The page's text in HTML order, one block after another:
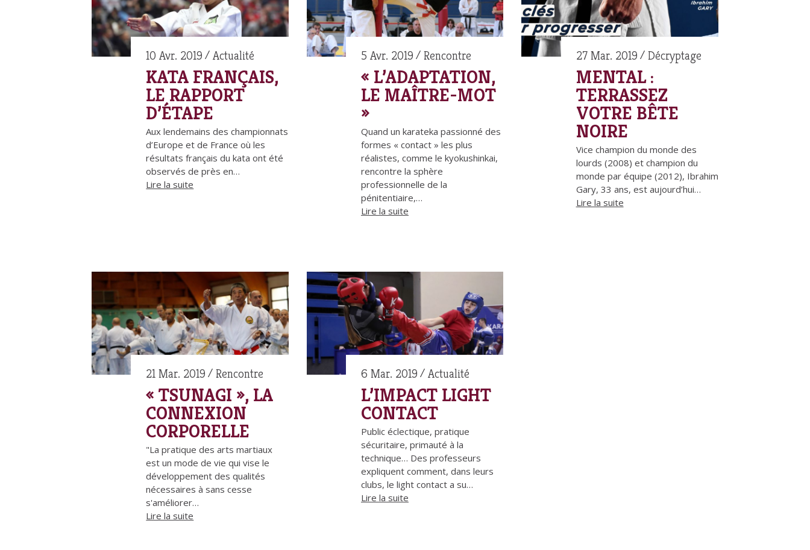
10 Avr. 2019 Actualité
KATA FRANÇAIS,
LE RAPPORT
D’ÉTAPE
Aux lendemains des championnats
d’Europe et de France où les
résultats français du kata ont été
observés de près en…
Lire la suite
5 Avr. 2019 Rencontre
« L’ADAPTATION,
LE MAÎTRE-MOT
»
Quand un karateka passionné des
formes « contact » les plus
réalistes, comme le kyokushinkai,
rencontre la sphère
professionnelle de la
pénitentiaire,…
Lire la suite
27 Mar. 2019 Décryptage
MENTAL :
TERRASSEZ
VOTRE BÊTE
NOIRE
Vice champion du monde des
lourds (2008) et champion du
monde par équipe (2012), Ibrahim
Gary, 33 ans, est aujourd’hui…
Lire la suite
21 Mar. 2019 Rencontre
« TSUNAGI », LA
CONNEXION
CORPORELLE
"La pratique des arts martiaux
est un mode de vie qui vise le
développement des qualités
nécessaires à sans cesse
s'améliorer…
Lire la suite
6 Mar. 2019 Actualité
L’IMPACT LIGHT
CONTACT
Public éclectique, pratique
sécuritaire, primauté à la
technique… Des professeurs
expliquent comment, dans leurs
clubs, le light contact a su…
Lire la suite